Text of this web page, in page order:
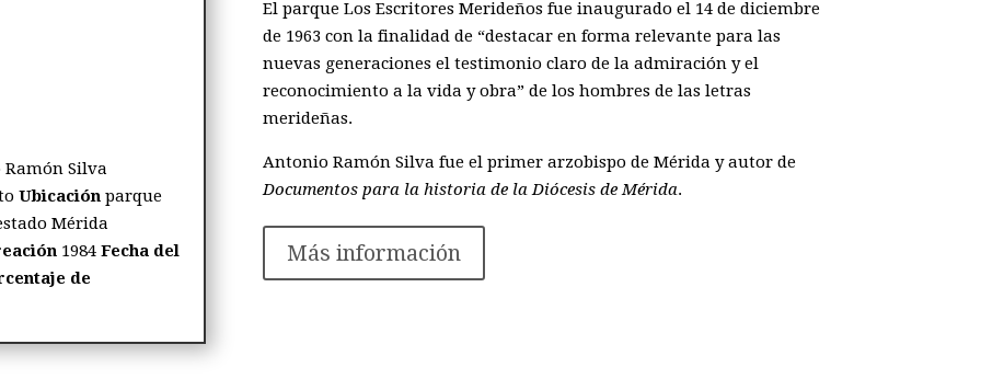
Silva
Ubicación parque
Mérida
1984Fecha del
de
El parque Los Escritores Merideños fue inaugurado el 14 de diciembre
de 1963 con la finalidad de “destacar en forma relevante para las
nuevas generaciones el testimonio claro de la admiración y el
reconocimiento a la vida y obra” de los hombres de las letras
merideñas.
Antonio Ramón Silva fue el primer arzobispo de Mérida y autor de
Documentos para la historia de la Diócesis de Mérida.
Más información